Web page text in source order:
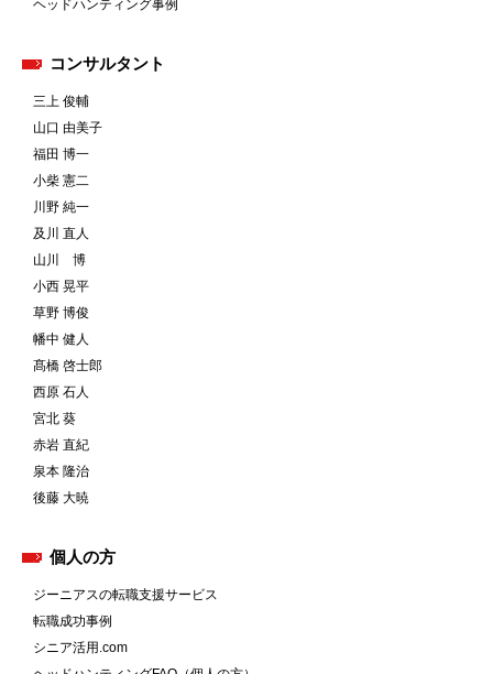
ヘッドハンティング事例
コンサルタント
三上 俊輔
山口 由美子
福田 博一
小柴 憲二
川野 純一
及川 直人
山川 博
小西 晃平
草野 博俊
幡中 健人
髙橋 啓士郎
西原 石人
宮北 葵
赤岩 直紀
泉本 隆治
後藤 大暁
個人の方
ジーニアスの転職支援サービス
転職成功事例
シニア活用.com